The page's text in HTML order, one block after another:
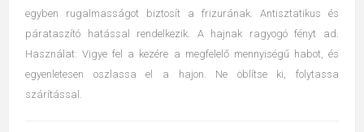
egyben rugalmasságot biztosít a frizurának. Antisztatikus és
párataszító hatással rendelkezik. A hajnak ragyogó fényt ad.
Használat: Vigye fel a kezére a megfelelő mennyiségű habot, és
egyenletesen oszlassa el a hajon. Ne öblítse ki, folytassa
szárítással.